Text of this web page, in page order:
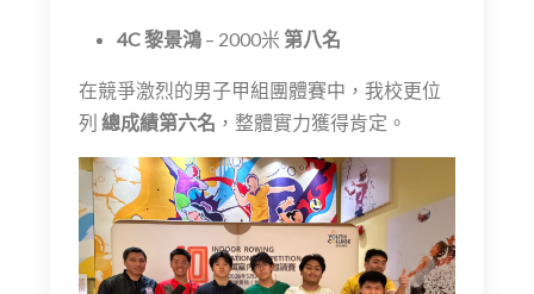
4C 黎景鴻 – 2000米 第八名
在競爭激烈的男子甲組團體賽中，我校更位
列 總成績第六名 ，整體實力獲得肯定。